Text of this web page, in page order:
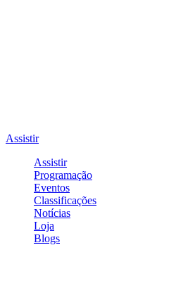
Assistir
Assistir
Programação
Eventos
Classificações
Notícias
Loja
Blogs